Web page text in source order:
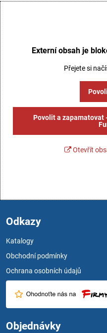
Externí obsah je
Přejete si
Povolit a zapamatovat
Otevřít
Odkazy
Katalogy
Obchodní podmínky
Ochrana osobních údajů
Objednávky